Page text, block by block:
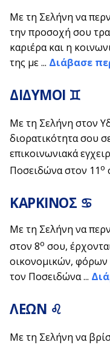
Με τη Σελήνη να
την προσοχή σου
καριέρα και η
της με ... Διάβασε
ΔΙΔΥΜΟΙ ♊
Με τη Σελήνη στον
διορατικότητα σου
επικοινωνιακά
Ποσειδώνα στον 11ο
ΚΑΡΚΙΝΟΣ ♋
Με τη Σελήνη να
στον 8ο σου,
οικονομικών, φόρων
τον Ποσειδώνα ...
ΛΕΩΝ ♌
Με τη Σελήνη να